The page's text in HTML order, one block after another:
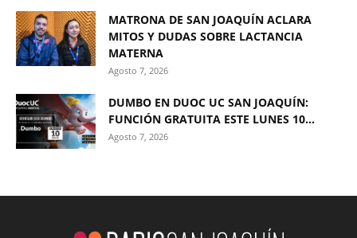
MATRONA DE SAN JOAQUÍN ACLARA
MITOS Y DUDAS SOBRE LACTANCIA
MATERNA
Agosto 7, 2026
DUMBO EN DUOC UC SAN JOAQUÍN:
FUNCIÓN GRATUITA ESTE LUNES 10...
Agosto 7, 2026